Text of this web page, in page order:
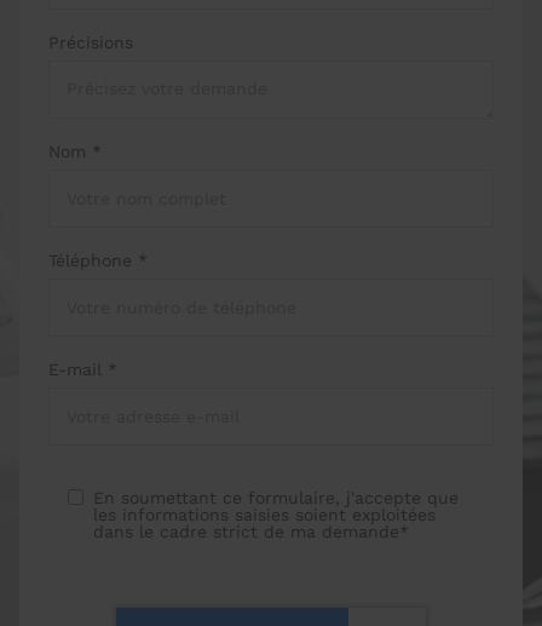
Précisions
Nom *
Téléphone *
E-mail *
En soumettant ce formulaire, j'accepte que
les informations saisies soient exploitées
dans le cadre strict de ma demande*